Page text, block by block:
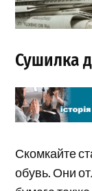
Сушилка
Скомкайте
обувь. Они